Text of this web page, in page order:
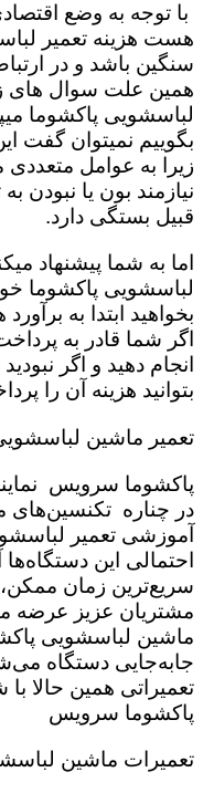
با توجه به وضع
هست هزینه تعمیر
سنگین باشد و در
همین علت سوال های
لباسشویی پاکشوما
بگوییم نمیتوان گفت
زیرا به عوامل متعددی
نیازمند بون یا نبودن
قبیل بستگی دارد.
اما به شما پیشنهاد
لباسشویی پاکشوما
بخواهید ابتدا به
اگر شما قادر به
انجام دهید و اگر
بتوانید هزینه آن را
تعمیر ماشین
پاکشوما سرویس
در چناره تکنسین‌های
آموزشی تعمیر
احتمالی این دستگاه‌ها
سریع‌ترین زمان
مشتریان عزیز عرضه
ماشین لباسشویی
جابه‌جایی دستگاه
تعمیراتی همین حالا
پاکشوما سرویس
تعمیرات ماشین